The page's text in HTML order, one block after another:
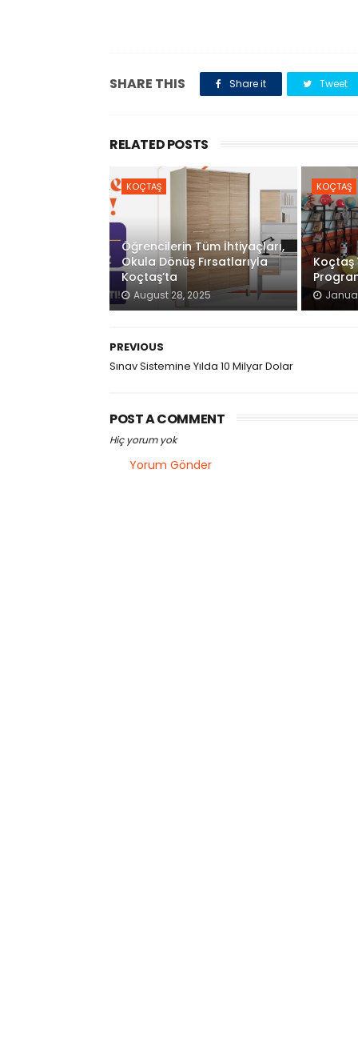
SHARE THIS Share it Tweet
RELATED POSTS
KOÇTAŞ
Öğrencilerin Tüm İhtiyaçları,
Okula Dönüş Fırsatlarıyla
Koçtaş’ta
August 28, 2025
KOÇTAŞ
Koçtaş
PREVIOUS
Sınav Sistemine Yılda 10 Milyar Dolar
POST A COMMENT
Hiç yorum yok
Yorum Gönder